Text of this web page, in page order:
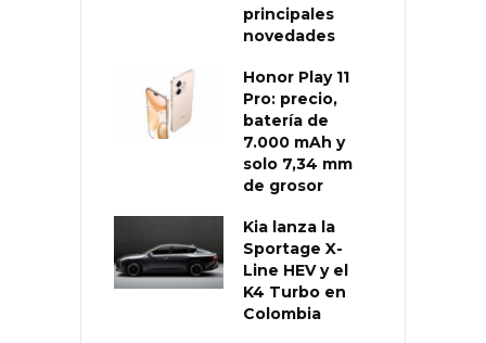
principales
novedades
Honor Play 11
Pro: precio,
batería de
7.000 mAh y
solo 7,34 mm
de grosor
Kia lanza la
Sportage X-
Line HEV y el
K4 Turbo en
Colombia